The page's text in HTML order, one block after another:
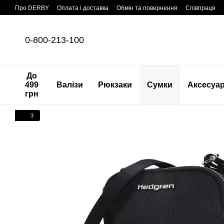
Перейти до основного контенту
Про DERBY Оплата і доставка Обмін та повернення Співпраця
0-800-213-100
До
499
грн
Валізи Рюкзаки Сумки
3